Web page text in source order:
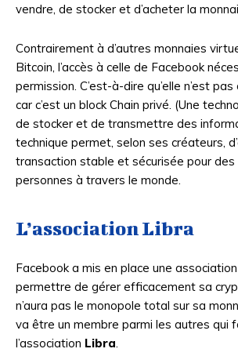
vendre, de stocker et d’acheter la
Contrairement à d’autres monnaies
Bitcoin, l’accès à celle de Facebook
permission. C’est-à-dire qu’elle n’est
car c’est un block Chain privé. (Une
de stocker et de transmettre des
technique permet, selon ses créateurs,
transaction stable et sécurisée pour des
personnes à travers le monde.
L’association Libra
Facebook a mis en place une
permettre de gérer efficacement sa
n’aura pas le monopole total sur sa
va être un membre parmi les autres qui
l’association Libra